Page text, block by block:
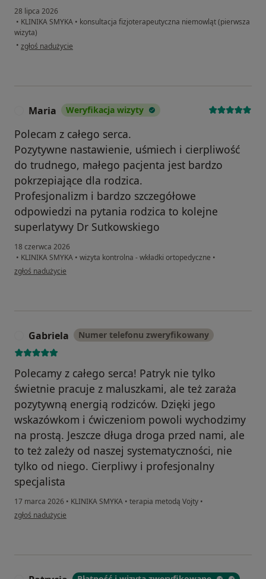
28 lipca 2026
• KLINIKA SMYKA • konsultacja fizjoterapeutyczna niemowląt (pierwsza
wizyta)
• w opinii użytkownika Magdalena, mama Gabrysi
zgłoś nadużycie
Maria Weryfikacja wizyty
Polecam z całego serca.
Pozytywne nastawienie, uśmiech i cierpliwość
do trudnego, małego pacjenta jest bardzo
pokrzepiające dla rodzica.
Profesjonalizm i bardzo szczegółowe
odpowiedzi na pytania rodzica to kolejne
superlatywy Dr Sutkowskiego
18 czerwca 2026
• KLINIKA SMYKA • wizyta kontrolna - wkładki ortopedyczne •
w opinii użytkownika Maria
zgłoś nadużycie
Gabriela Numer telefonu zweryfikowany
Polecamy z całego serca! Patryk nie tylko
świetnie pracuje z maluszkami, ale też zaraża
pozytywną energią rodziców. Dzięki jego
wskazówkom i ćwiczeniom powoli wychodzimy
na prostą. Jeszcze długa droga przed nami, ale
to też zależy od naszej systematyczności, nie
tylko od niego. Cierpliwy i profesjonalny
specjalista
17 marca 2026 • KLINIKA SMYKA • terapia metodą Vojty •
w opinii użytkownika Gabriela
zgłoś nadużycie